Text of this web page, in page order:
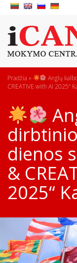
Pradžia »
Anglų
CREATIVE with AI 2025“
dienos
&
2025“